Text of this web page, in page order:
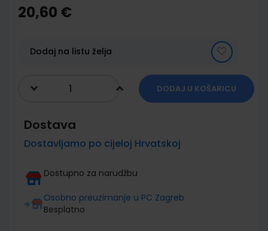
the
beginning
gallery
20,60 €
Dodaj na listu želja
DODAJ U KOŠARICU
Dostava
Dostavljamo po cijeloj Hrvatskoj
Dostupno za narudžbu
Osobno preuzimanje u PC Zagreb
Besplatno